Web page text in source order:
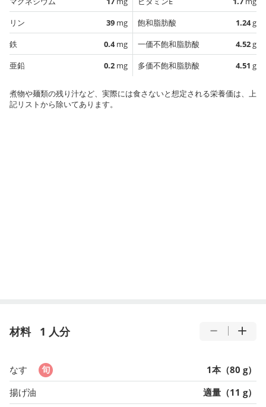
リン
39 mg
鉄
0.4mg
亜鉛
0.2 mg
飽和脂肪酸
1.24g
一価不飽和脂肪酸
4.52g
多価不飽和脂肪酸
4.51 g
煮物や麺類の残り汁など、実際には食さないと想定される栄養価は、上
記リストから除いてあります。
材料 1 人分
なす
1本（80 g）
揚げ油
適量（11 g）